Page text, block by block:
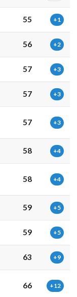
55 +1
56 +2
57 +3
57 +3
57 +3
58 +4
58 +4
59 +5
59 +5
63 +9
66 +12